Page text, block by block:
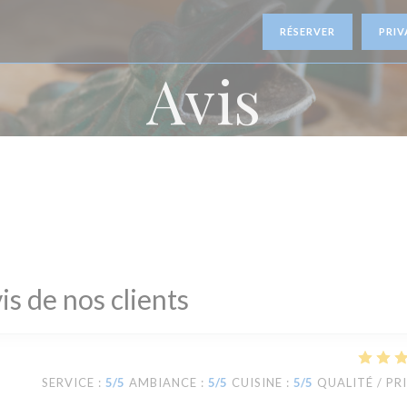
RÉSERVER
Avis
de nos clients
SERVICE : 5/5 AMBIANCE : 5/5 CUISINE : 5/5 QUALITÉ /